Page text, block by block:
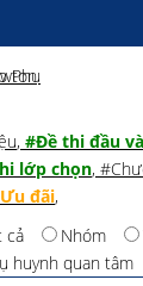
, #Đề thi đầu
lớp chọn,
đãi,
cả
Nhóm
huynh quan tâm